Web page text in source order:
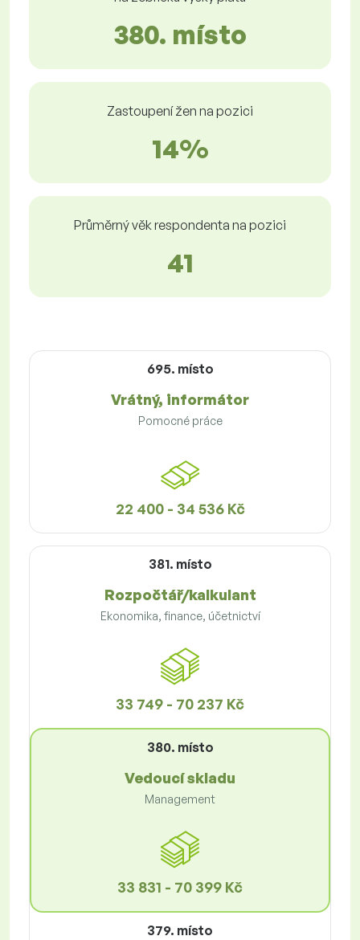
380. místo
Zastoupení žen na pozici
14%
Průměrný věk respondenta na pozici
41
695. místo
Vrátný, informátor
Pomocné práce
22 400 - 34 536 Kč
381. místo
Rozpočtář/kalkulant
Ekonomika, finance, účetnictví
33 749 - 70 237 Kč
380. místo
Vedoucí skladu
Management
33 831 - 70 399 Kč
379. místo